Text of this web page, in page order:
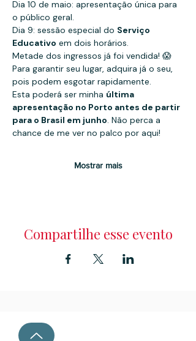
Dia 10 de maio: apresentação única para
o público geral.
Dia 9: sessão especial do Serviço
Educativo em dois horários.
Metade dos ingressos já foi vendida! 😱
Para garantir seu lugar, adquira já o seu,
pois podem esgotar rapidamente.
Esta poderá ser minha última
apresentação no Porto antes de partir
para o Brasil em junho. Não perca a
chance de me ver no palco por aqui!
Mostrar mais
Compartilhe esse evento